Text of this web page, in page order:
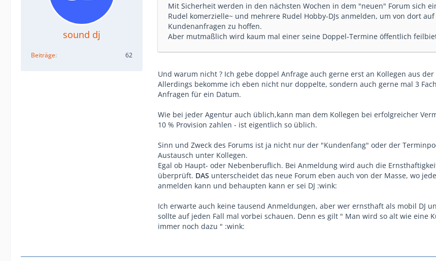
sound dj
Beiträge 62
Mit Sicherheit werden in den nächsten Wochen in dem "neuen" Forum sich
Rudel komerzielle~ und mehrere Rudel Hobby-DJs anmelden, um von dort auf
Kundenanfragen zu hoffen.
Aber mutmaßlich wird kaum mal einer seine Doppel-Termine öffentlich
Und warum nicht ? Ich gebe doppel Anfrage auch gerne erst an Kollegen aus der
Allerdings bekomme ich eben nicht nur doppelte, sondern auch gerne mal 3
Anfragen für ein Datum.
Wie bei jeder Agentur auch üblich,kann man dem Kollegen bei erfolgreicher
10 % Provision zahlen - ist eigentlich so üblich.
Sinn und Zweck des Forums ist ja nicht nur der "Kundenfang" oder der
Austausch unter Kollegen.
Egal ob Haupt- oder Nebenberuflich. Bei Anmeldung wird auch die
überprüft. DAS unterscheidet das neue Forum eben auch von der Masse, wo
anmelden kann und behaupten kann er sei DJ :wink:
Ich erwarte auch keine tausend Anmeldungen, aber wer ernsthaft als mobil DJ
sollte auf jeden Fall mal vorbei schauen. Denn es gilt " Man wird so alt wie eine
immer noch dazu " :wink: